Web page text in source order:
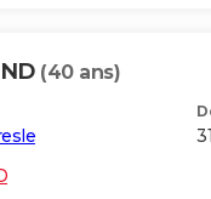
(40 ans)